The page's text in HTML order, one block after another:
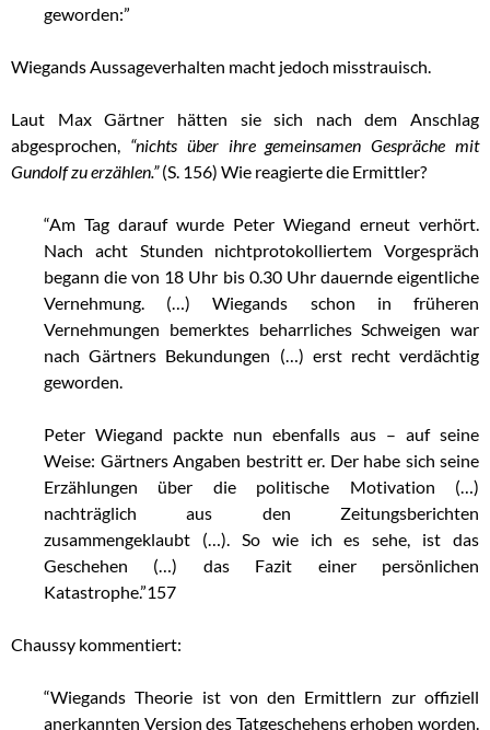
geworden:”
Wiegands Aussageverhalten macht jedoch misstrauisch.
Laut Max Gärtner hätten sie sich nach dem Anschlag
abgesprochen, “nichts über ihre gemeinsamen Gespräche mit
Gundolf zu erzählen.”(S. 156) Wie reagierte die Ermittler?
“Am Tag darauf wurde Peter Wiegand erneut verhört.
Nach acht Stunden nichtprotokolliertem Vorgespräch
begann die von 18 Uhr bis 0.30 Uhr dauernde eigentliche
Vernehmung. (…) Wiegands schon in früheren
Vernehmungen bemerktes beharrliches Schweigen war
nach Gärtners Bekundungen (…) erst recht verdächtig
geworden.
Peter Wiegand packte nun ebenfalls aus – auf seine
Weise: Gärtners Angaben bestritt er. Der habe sich seine
Erzählungen über die politische Motivation (…)
nachträglich aus den Zeitungsberichten
zusammengeklaubt (…). So wie ich es sehe, ist das
Geschehen (…) das Fazit einer persönlichen
Katastrophe.”157
Chaussy kommentiert:
“Wiegands Theorie ist von den Ermittlern zur offiziell
anerkannten Version des Tatgeschehens erhoben worden.